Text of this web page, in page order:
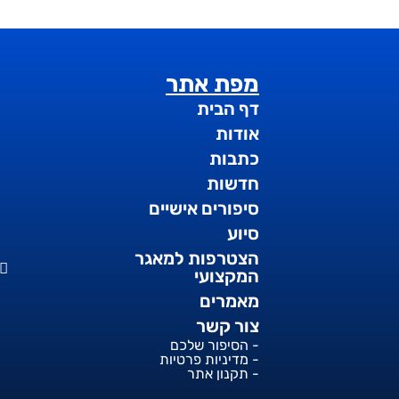
מפת אתר
דף הבית
אודות
כתבות
חדשות
סיפורים אישיים
סיוע
הצטרפות למאגר
המקצועי
מאמרים
צור קשר
- הסיפור שלכם
- מדיניות פרטיות
- תקנון אתר